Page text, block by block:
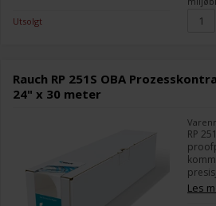
Utsolgt
Rauch RP 251S OBA
24" x 30 meter
RP
fasen
Les